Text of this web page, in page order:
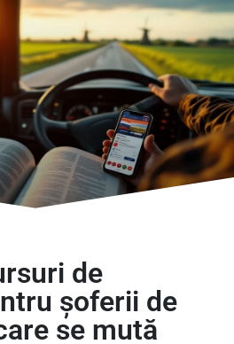
de
șoferii de
se mută